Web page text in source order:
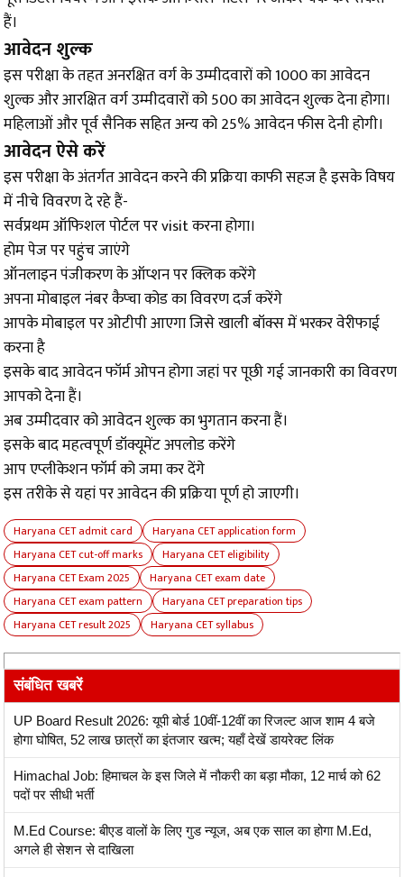
हैं।
आवेदन शुल्क
इस परीक्षा के तहत अनरक्षित वर्ग के उम्मीदवारों को 1000 का आवेदन
शुल्क और आरक्षित वर्ग उम्मीदवारों को ₹500 का आवेदन शुल्क देना होगा।
महिलाओं और पूर्व सैनिक सहित अन्य को 25% आवेदन फीस देनी होगी।
आवेदन ऐसे करें
इस परीक्षा के अंतर्गत आवेदन करने की प्रक्रिया काफी सहज है इसके विषय
में नीचे विवरण दे रहे हैं-
सर्वप्रथम ऑफिशल पोर्टल पर visit करना होगा।
होम पेज पर पहुंच जाएंगे
ऑनलाइन पंजीकरण के ऑप्शन पर क्लिक करेंगे
अपना मोबाइल नंबर कैप्चा कोड का विवरण दर्ज करेंगे
आपके मोबाइल पर ओटीपी आएगा जिसे खाली बॉक्स में भरकर वेरीफाई
करना है
इसके बाद आवेदन फॉर्म ओपन होगा जहां पर पूछी गई जानकारी का विवरण
आपको देना हैं।
अब उम्मीदवार को आवेदन शुल्क का भुगतान करना हैं।
इसके बाद महत्वपूर्ण डॉक्यूमेंट अपलोड करेंगे
आप एप्लीकेशन फॉर्म को जमा कर देंगे
इस तरीके से यहां पर आवेदन की प्रक्रिया पूर्ण हो जाएगी।
Haryana CET admit card
Haryana CET application form
Haryana CET cut-off marks
Haryana CET eligibility
Haryana CET Exam 2025
Haryana CET exam date
Haryana CET exam pattern
Haryana CET preparation tips
Haryana CET result 2025
Haryana CET syllabus
संबंधित खबरें
UP Board Result 2026: यूपी बोर्ड 10वीं-12वीं का रिजल्ट आज शाम 4 बजे
होगा घोषित, 52 लाख छात्रों का इंतजार खत्म; यहाँ देखें डायरेक्ट लिंक
Himachal Job: हिमाचल के इस जिले में नौकरी का बड़ा मौका, 12 मार्च को 62
पदों पर सीधी भर्ती
M.Ed Course: बीएड वालों के लिए गुड न्यूज, अब एक साल का होगा M.Ed,
अगले ही सेशन से दाखिला